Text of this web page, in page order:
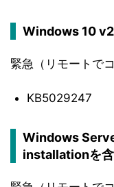
Windows 10
緊急（リモートで
KB5029247
Windows
installationを含